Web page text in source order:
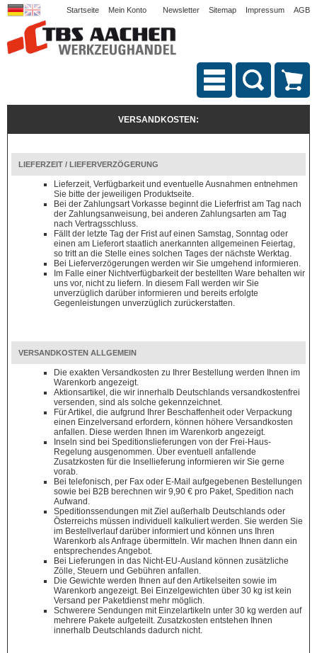
Startseite Mein Konto Newsletter Sitemap Impressum AGB
VERSANDKOSTEN:
LIEFERZEIT / LIEFERVERZÖGERUNG
Lieferzeit, Verfügbarkeit und eventuelle Ausnahmen entnehmen
Sie bitte der jeweiligen Produktseite.
Bei der Zahlungsart Vorkasse beginnt die Lieferfrist am Tag nach
der Zahlungsanweisung, bei anderen Zahlungsarten am Tag
nach Vertragsschluss.
Fällt der letzte Tag der Frist auf einen Samstag, Sonntag oder
einen am Lieferort staatlich anerkannten allgemeinen Feiertag,
so tritt an die Stelle eines solchen Tages der nächste Werktag.
Bei Lieferverzögerungen werden wir Sie umgehend informieren.
Im Falle einer Nichtverfügbarkeit der bestellten Ware behalten wir
uns vor, nicht zu liefern. In diesem Fall werden wir Sie
unverzüglich darüber informieren und bereits erfolgte
Gegenleistungen unverzüglich zurückerstatten.
VERSANDKOSTEN ALLGEMEIN
Die exakten Versandkosten zu Ihrer Bestellung werden Ihnen im
Warenkorb angezeigt.
Aktionsartikel, die wir innerhalb Deutschlands versandkostenfrei
versenden, sind als solche gekennzeichnet.
Für Artikel, die aufgrund Ihrer Beschaffenheit oder Verpackung
einen Einzelversand erfordern, können höhere Versandkosten
anfallen. Diese werden Ihnen im Warenkorb angezeigt.
Inseln sind bei Speditionslieferungen von der Frei-Haus-
Regelung ausgenommen. Über eventuell anfallende
Zusatzkosten für die Insellieferung informieren wir Sie gerne
vorab.
Bei telefonisch, per Fax oder E-Mail aufgegebenen Bestellungen
sowie bei B2B berechnen wir 9,90 € pro Paket, Spedition nach
Aufwand.
Speditionssendungen mit Ziel außerhalb Deutschlands oder
Österreichs müssen individuell kalkuliert werden. Sie werden Sie
im Bestellverlauf darüber informiert und können uns Ihren
Warenkorb als Anfrage übermitteln. Wir machen Ihnen dann ein
entsprechendes Angebot.
Bei Lieferungen in das Nicht-EU-Ausland können zusätzliche
Zölle, Steuern und Gebühren anfallen.
Die Gewichte werden Ihnen auf den Artikelseiten sowie im
Warenkorb angezeigt. Bei Einzelgewichten über 30 kg ist kein
Versand per Paketdienst mehr möglich.
Schwerere Sendungen mit Einzelartikeln unter 30 kg werden auf
mehrere Pakete aufgeteilt. Zusatzkosten entstehen Ihnen
innerhalb Deutschlands dadurch nicht.